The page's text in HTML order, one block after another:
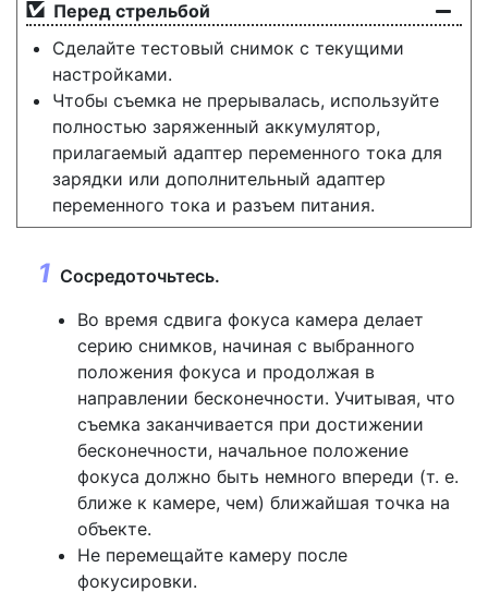
Перед стрельбой
Сделайте тестовый снимок с текущими
настройками.
Чтобы съемка не прерывалась, используйте
полностью заряженный аккумулятор,
прилагаемый адаптер переменного тока для
зарядки или дополнительный адаптер
переменного тока и разъем питания.
Сосредоточьтесь.
Во время сдвига фокуса камера делает
серию снимков, начиная с выбранного
положения фокуса и продолжая в
направлении бесконечности. Учитывая, что
съемка заканчивается при достижении
бесконечности, начальное положение
фокуса должно быть немного впереди (т. е.
ближе к камере, чем) ближайшая точка на
объекте.
Не перемещайте камеру после
фокусировки.